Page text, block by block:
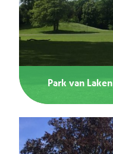
Park van Laken